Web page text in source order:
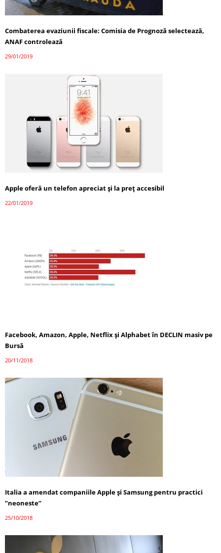
Combaterea evaziunii fiscale: Comisia de Prognoză selectează,
ANAF controlează
29/01/2019
Apple oferă un telefon apreciat şi la preţ accesibil
22/01/2019
Facebook, Amazon, Apple, Netflix şi Alphabet în DECLIN masiv pe
Bursă
20/11/2018
Italia a amendat companiile Apple şi Samsung pentru practici
”neoneste”
25/10/2018